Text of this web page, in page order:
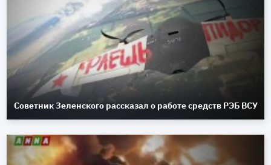
Советник Зеленского рассказал о работе средств РЭБ ВСУ